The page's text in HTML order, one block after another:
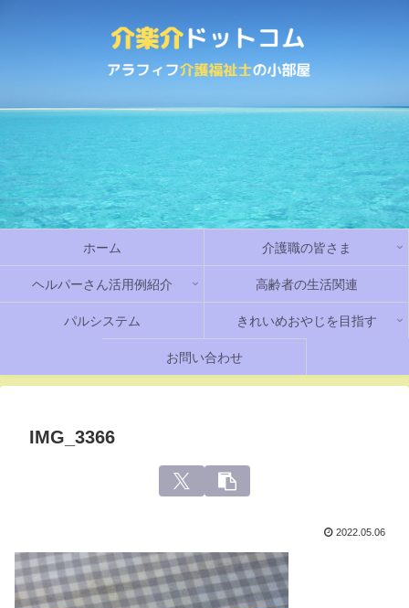
ホーム 介護職の皆さま
ヘルパーさん活用例紹介 高齢者の生活関連
パルシステム きれいめおやじを目指す
お問い合わせ
IMG_3366
2022.05.06